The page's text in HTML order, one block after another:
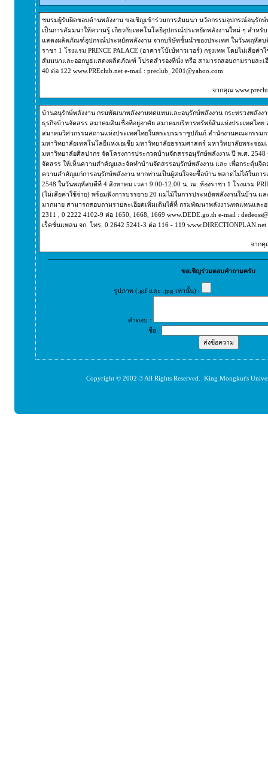
ชมรมผู้รับผิดชอบด้านพลังงาน ขอเชิญเข้าร่วมการสัมมนา นวัตกรรมอุปกรณ์อนุรัก
เป็นการสัมมนาให้ความรู้ เกี่ยวกับเทคโนโลยีอุปกรณ์ประหยัดพลังงานใหม่ ๆ สำหรั
แสดงผลิตภัณฑ์อุปกรณ์ประหยัดพลังงาน จากบริษัทชั้นนำของประเทศ ในวันพฤหัสบ
ราชา 1 โรงแรม PRINCE PALACE (อาคารโบ้เบ้ทาวเวอร์) กรุงเทพ โดยไม่เสียค่
สัมมนาและออกบูธแสดงผลิตภัณฑ์ โปรดสำรองที่นั่ง หรือ สามารถสอบถามรายละเ
40 ต่อ 122 www.PREclub.net e-mail : preclub_2001@yahoo.com
จากคุณ
บ้านอนุรักษ์พลังงาน กรมพัฒนาพลังงานทดแทนและอนุรักษ์พลังงาน กระทรวงพลัง
ธุรกิจบ้านจัดสรร สมาคมสินเชื่อที่อยู่อาศัย สมาคมบริหารทรัพย์สินแห่งประเทศไท
สมาคมวิศวกรรมสถานแห่งประเทศไทยในพระบรมราชูปถัมภ์ สำนักงานคณะกรรม
มหาวิทยาลัยเทคโนโลยีแห่งเอเชีย มหาวิทยาลัยธรรมศาสตร์ มหาวิทยาลัยพระจอ
มหาวิทยาลัยศิลปากร จัดโครงการประกวดบ้านจัดสรรอนุรักษ์พลังงาน ปี พ.ศ.
จัดสรร ให้เห็นความสำคัญและจัดทำบ้านจัดสรรอนุรักษ์พลังงาน และ เพื่อกระตุ้นจิ
ความสำคัญแก่การอนุรักษ์พลังงาน หากท่านเป็นผู้สนใจจะซื้อบ้าน พลาดไม่ได้ในกา
2548 ในวันพฤหัสบดีที่ 4 สิงหาคม เวลา 9.00-12.00 น. ณ. ห้องราชา 1 โรงแรม
(ไม่เสียค่าใช้จ่าย) พร้อมฟังการบรรยาย 20 แม่ไม้ในการประหยัดพลังงานในบ้าน แ
มากมาย สามารถสอบถามรายละเอียดเพิ่มเติมได้ที่ กรมพัฒนาพลังงานทดแทนและ
2311 , 0 2222 4102-9 ต่อ 1650, 1668, 1669 www.DEDE.go.th e-mail :
เร็คชั่นแพลน จก. โทร. 0 2642 5241-3 ต่อ 116 - 119 www.DIRECTIONPLAN.net
จากคุ
ขอเชิญร่วมตอบคำถามครับ
รูปภาพ (.gif และ .jpg เท่านั้น) :
คำตอบ :
ชื่อ :
Copyright © 2002-3 All Rights Reserved. King Mongkut's